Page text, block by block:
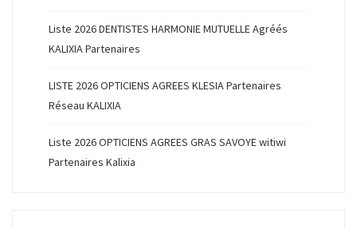
Liste 2026 DENTISTES HARMONIE MUTUELLE Agréés
KALIXIA Partenaires
LISTE 2026 OPTICIENS AGREES KLESIA Partenaires
Réseau KALIXIA
Liste 2026 OPTICIENS AGREES GRAS SAVOYE witiwi
Partenaires Kalixia